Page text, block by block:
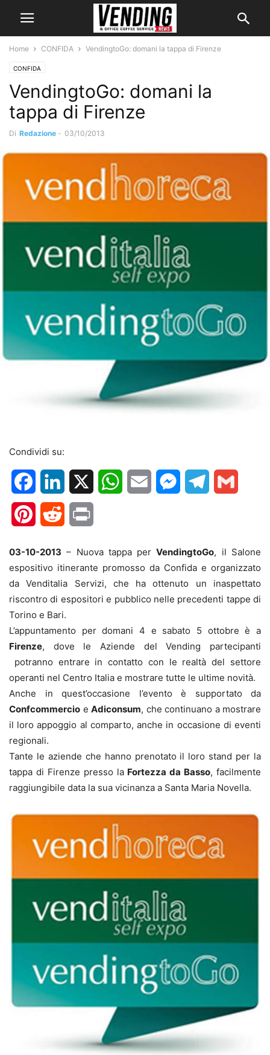
Home CONFIDA VendingtoGo: domani la tappa di Firenze
CONFIDA
VendingtoGo: domani la
tappa di Firenze
Di Redazione - 03/10/2013
Condividi su:
FacebookLinkedIn WhatsApp
Email MessengerTelegram
PinterestReddit
03-10-2013 – Nuova tappa perVendingtoGo, il Salone
espositivo itinerante promosso da Confida e organizzato
da Venditalia Servizi, che ha ottenuto un inaspettato
riscontro di espositori e pubblico nelle precedenti tappe di
Torino e Bari.
L’appuntamento per domani 4 e sabato 5 ottobre è a
Firenze, dove le Aziende del Vending partecipanti
potranno entrare in contatto con le realtà del settore
operanti nel Centro Italia e mostrare tutte le ultime novità.
Anche in quest’occasione l’evento è supportato da
Confcommercio e Adiconsum, che continuano a mostrare
il loro appoggio al comparto, anche in occasione di eventi
regionali.
Tante le aziende che hanno prenotato il loro stand per la
tappa di Firenze presso la Fortezza da Basso, facilmente
raggiungibile data la sua vicinanza a Santa Maria Novella.